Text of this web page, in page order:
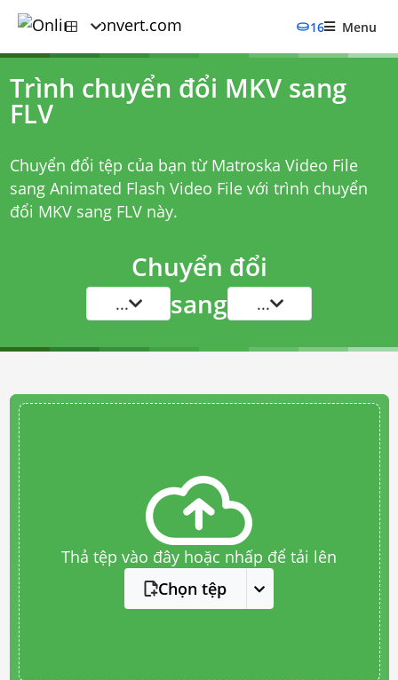
16 Menu
Trình chuyển đổi MKV sang
FLV
Chuyển đổi tệp của bạn từ Matroska Video File
sang Animated Flash Video File với trình chuyển
đổi MKV sang FLVnày.
Chuyển đổi
... sang ...
Thả tệp vào đây hoặc nhấp để tải lên
Chọn tệp